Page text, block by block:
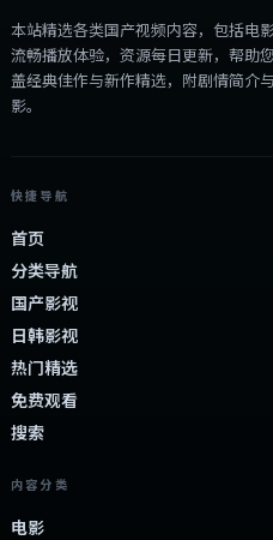
本站精选各类国产视频内容，包括电
流畅播放体验，资源每日更新，帮助
盖经典佳作与新作精选，附剧情简介
影。
快捷导航
首页
分类导航
国产影视
日韩影视
热门精选
免费观看
搜索
内容分类
电影